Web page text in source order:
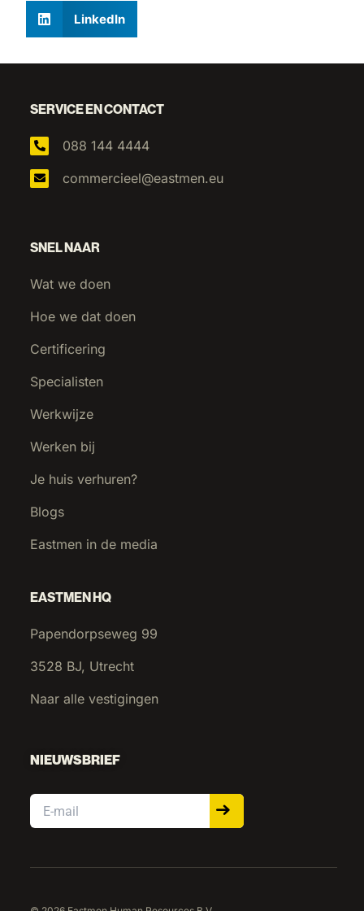
LinkedIn
SERVICE EN CONTACT
088 144 4444
commercieel@eastmen.eu
SNEL NAAR
Wat we doen
Hoe we dat doen
Certificering
Specialisten
Werkwijze
Werken bij
Je huis verhuren?
Blogs
Eastmen in de media
EASTMEN HQ
Papendorpseweg 99
3528 BJ, Utrecht
Naar alle vestigingen
NIEUWSBRIEF
Email